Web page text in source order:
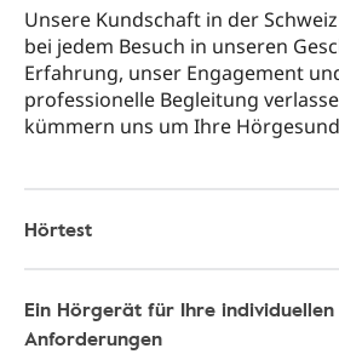
Unsere Kundschaft in der
bei jedem Besuch in unseren
Erfahrung, unser Engagement
professionelle Begleitung
kümmern uns um Ihre
Hörtest
Ein Hörgerät für Ihre individuellen
Anforderungen